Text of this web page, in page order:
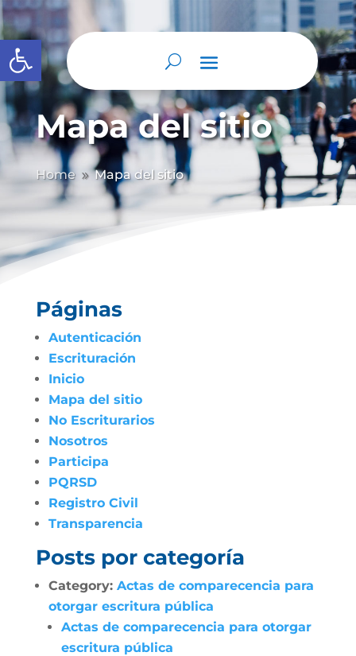
Abrir barra de herramientas
Mapa del sitio
Home 9 Mapa del sitio
Páginas
Autenticación
Escrituración
Inicio
Mapa del sitio
No Escriturarios
Nosotros
Participa
PQRSD
Registro Civil
Transparencia
Posts por categoría
Category: Actas de comparecencia para
otorgar escritura pública
Actas de comparecencia para otorgar
escritura pública